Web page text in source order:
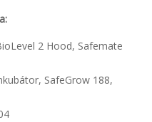
2 Hood, Safemate
SafeGrow 188,